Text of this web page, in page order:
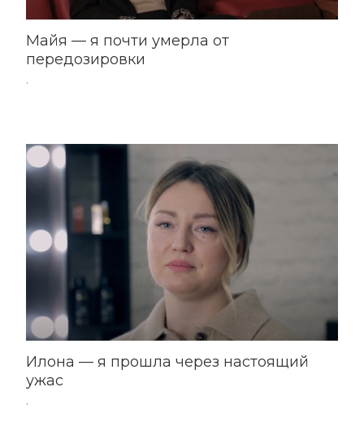
Майя — я почти умерла от
передозировки
.
Илона — я прошла через настоящий
ужас
.